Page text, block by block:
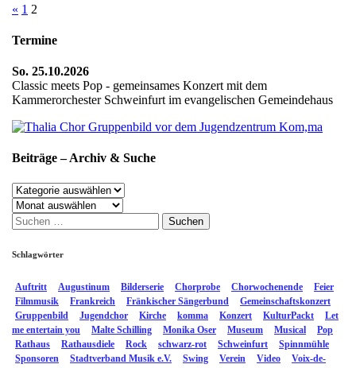
Seitennummerierung
der
« 1 2
Termine
So. 25.10.2026
Classic meets Pop - gemeinsames Konzert mit dem
Kammerorchester Schweinfurt im evangelischen Gemeindehaus
Beiträge – Archiv & Suche
Beiträge
–
Archiv
&
Archiv
Suchen
nach:
Schlagwörter
Auftritt Augustinum Bilderserie Chorprobe Chorwochenende
Feier
Filmmusik
Frankreich Fränkischer Sängerbund
Gemeinschaftskonzert
Gruppenbild
Jugendchor Kirche komma Konzert KulturPackt
Let
me entertain you
Malte Schilling Monika Oser Museum Musical
Pop
Rathaus
Rathausdiele Rock schwarz-rot Schweinfurt
Spinnmühle
Sponsoren
Stadtverband Musik e.V. Swing Verein Video
Voix-de-